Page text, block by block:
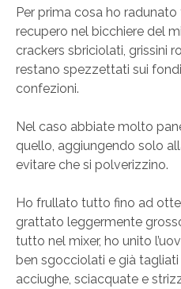
Per prima cosa ho
recupero nel bicchiere del
crackers sbriciolati, grissini
restano spezzettati sui
confezioni.
Nel caso abbiate molto
quello, aggiungendo solo
evitare che si polverizzino.
Ho frullato tutto fino ad
grattato leggermente
tutto nel mixer, ho unito
ben sgocciolati e già
acciughe, sciacquate e